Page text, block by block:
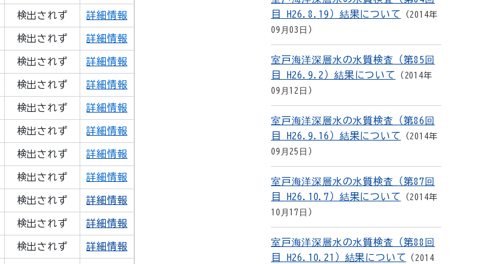
検出されず 詳細情報
検出されず 詳細情報
検出されず 詳細情報
検出されず 詳細情報
検出されず 詳細情報
検出されず 詳細情報
検出されず 詳細情報
検出されず 詳細情報
検出されず 詳細情報
検出されず 詳細情報
検出されず 詳細情報
目 H26.8.19）結果について
2014年
09月03日
室戸海洋深層水の水質検査（第85回
目 H26.9.2）結果について
2014年
09月12日
室戸海洋深層水の水質検査（第86回
目 H26.9.16）結果について
2014年
09月25日
室戸海洋深層水の水質検査（第87回
目 H26.10.7）結果について
2014年
10月17日
室戸海洋深層水の水質検査（第88回
目 H26.10.21）結果について
2014